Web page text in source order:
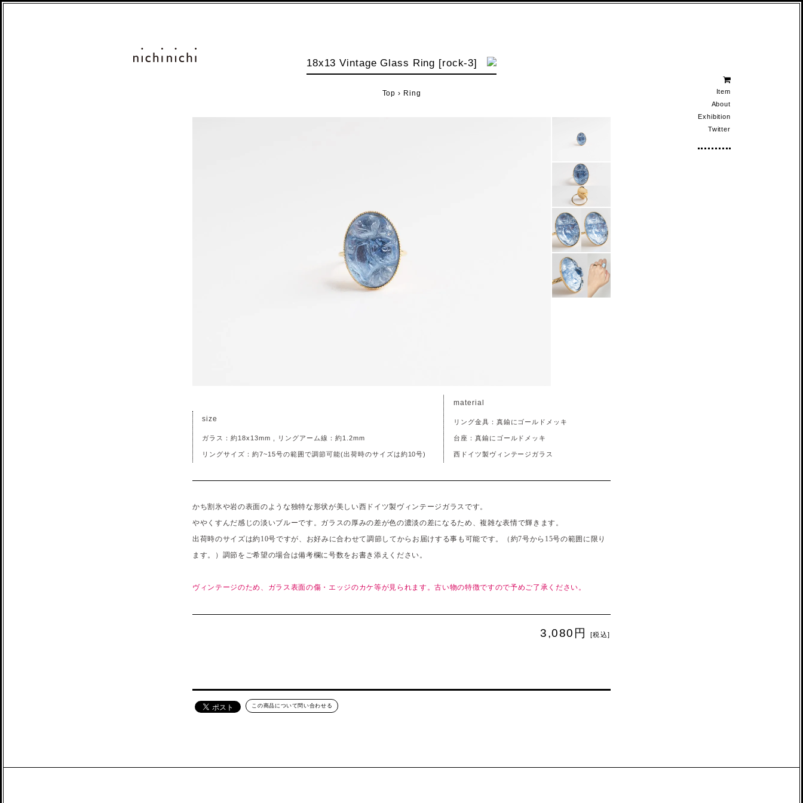
Item
About
Exhibition
Twitter
18x13 Vintage Glass Ring [rock-3]
Top › Ring
size
ガラス：約18x13mm , リングアーム線：約1.2mm
リングサイズ：約7~15号の範囲で調節可能(出荷時のサイズは約10号)
material
リング金具：真鍮にゴールドメッキ
台座：真鍮にゴールドメッキ
西ドイツ製ヴィンテージガラス
かち割氷や岩の表面のような独特な形状が美しい西ドイツ製ヴィンテージガラスです。
ややくすんだ感じの淡いブルーです。ガラスの厚みの差が色の濃淡の差になるため、複雑な表情で輝きます。
出荷時のサイズは約10号ですが、お好みに合わせて調節してからお届けする事も可能です。（約7号から15号の範囲に限り
ます。）調節をご希望の場合は備考欄に号数をお書き添えください。
ヴィンテージのため、ガラス表面の傷・エッジのカケ等が見られます。古い物の特徴ですので予めご了承ください。
3,080円 [税込]
この商品について問い合わせる